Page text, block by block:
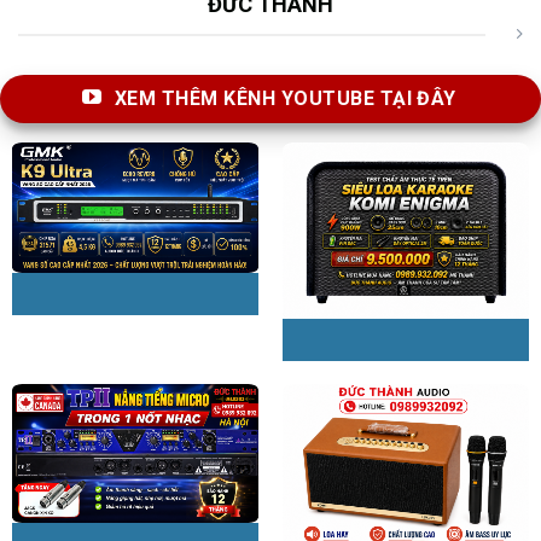
cũng điều chỉnh các thông số CINEMA DSP theo âm thanh
Tương thích với loa không dây phía sau
Bạn có thể tự do sắp xếp loa phía sau không dây cho phù
hợp với trang trí trong nhà.
Thiết kế ấn tượng
Thiết kế mang tính biểu tượng được tạo ra nhằm mang đến
TÌM HIỂU THÊM
THÊM THÔNG SỐ KỸ THUẬT CHÍNH
7 kênh / 100 WBộ chia cổng HDMI 7 in/1 out Âm thanh đa phòng
eARCZone2Phono
XEM THÊM KÊNH YOUTUBE TẠI ĐÂY